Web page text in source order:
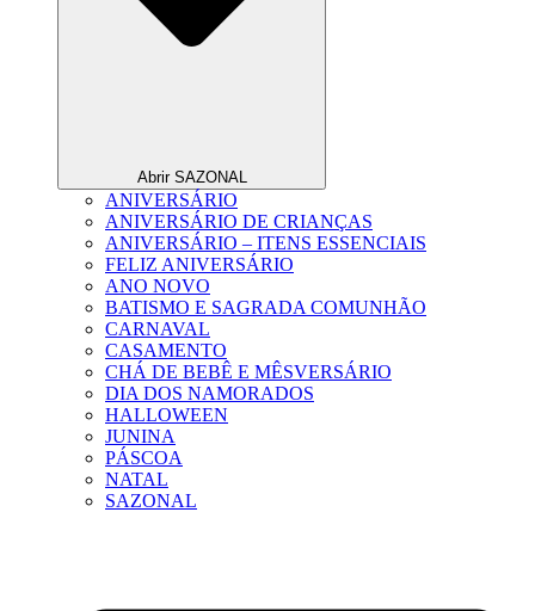
Abrir SAZONAL
ANIVERSÁRIO
ANIVERSÁRIO DE CRIANÇAS
ANIVERSÁRIO – ITENS ESSENCIAIS
FELIZ ANIVERSÁRIO
ANO NOVO
BATISMO E SAGRADA COMUNHÃO
CARNAVAL
CASAMENTO
CHÁ DE BEBÊ E MÊSVERSÁRIO
DIA DOS NAMORADOS
HALLOWEEN
JUNINA
PÁSCOA
NATAL
SAZONAL